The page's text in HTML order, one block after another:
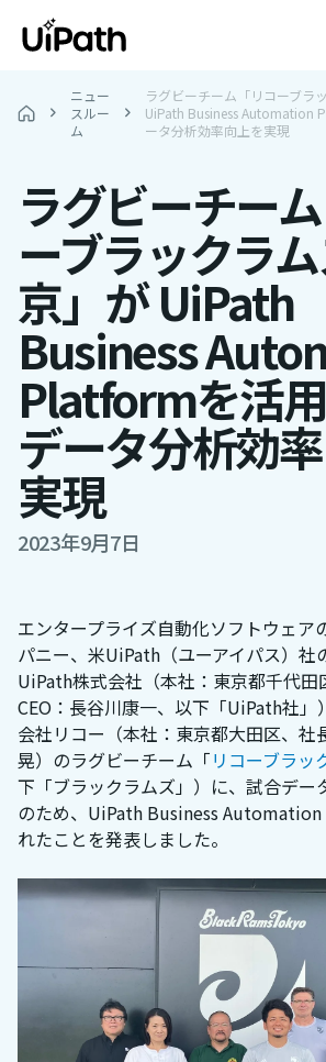
ニュー
スルー
ム
ラグビーチーム「リコーブラ
UiPath Business Automation
ータ分析効率向上を実現
ラグビーチー
ーブラックラ
京」が UiPath
Business
Platformを活
データ分析効
実現
2023年9月7日
エンタープライズ自動化ソフトウェア
パニー、米UiPath（ユーアイパス）社
UiPath株式会社（本社：東京都千代田
CEO：長谷川康一、以下「UiPath社」
会社リコー（本社：東京都大田区、社
晃）のラグビーチーム「リコーブラッ
下「ブラックラムズ」）に、試合デー
のため、UiPath Business
れたことを発表しました。